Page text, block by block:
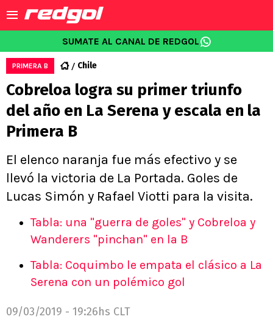
SUMATE AL CANAL DE REDGOL
PRIMERA B Chile
Cobreloa logra su primer triunfo
del año en La Serena y escala en la
Primera B
El elenco naranja fue más efectivo y se
llevó la victoria de La Portada. Goles de
Lucas Simón y Rafael Viotti para la visita.
Tabla: una "guerra de goles" y Cobreloa y
Wanderers "pinchan" en la B
Tabla: Coquimbo le empata el clásico a La
Serena con un polémico gol
09/03/2019 - 19:26hs CLT